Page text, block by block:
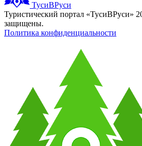
ТусиВРуси
Туристический портал «ТусиВРуси»
защищены.
Политика конфиденциальности